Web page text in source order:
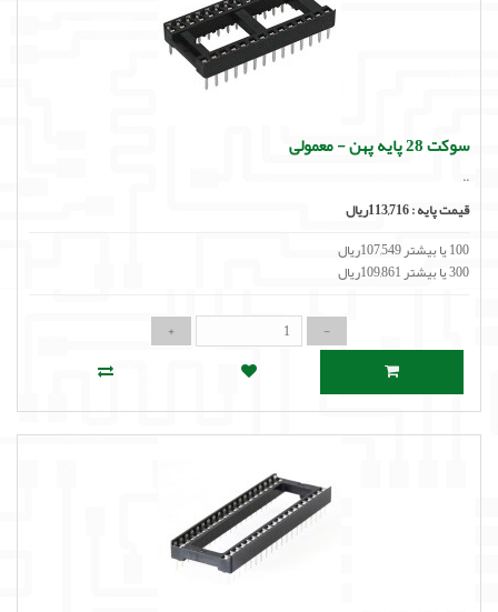
سوکت 28 پایه پهن - معمولی
..
قیمت پایه :113,716ریال
100 یا بیشتر 107,549ریال
300 یا بیشتر 109,861ریال